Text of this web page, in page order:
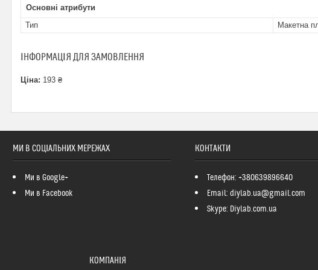
Основні атрибути
Тип
Макетна
ІНФОРМАЦІЯ ДЛЯ ЗАМОВЛЕННЯ
Ціна: 193 ₴
МИ В СОЦІАЛЬНИХ МЕРЕЖАХ
Ми в Google+
Ми в Facebook
КОНТАКТИ
Телефон: +380639896640
Email: diylab.ua@gmail.com
Skype: Diylab.com.ua